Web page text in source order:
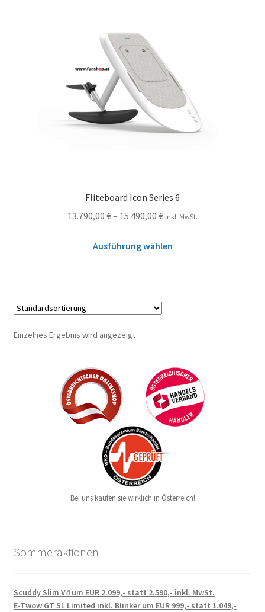
Fliteboard Icon Series 6
13.790,00 €– 15.490,00 € inkl. MwSt.
Ausführung wählen
Einzelnes Ergebnis wird angezeigt
Bei uns kaufen sie wirklich in Österreich!
Sommeraktionen
Scuddy Slim V4 um EUR 2.099,- statt 2.590,- inkl. MwSt.
E-Twow GT SL Limited inkl. Blinker um EUR 999,- statt 1.049,-